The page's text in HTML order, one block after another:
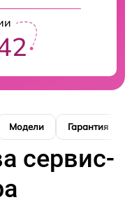
Модели Гарантия
сервис-